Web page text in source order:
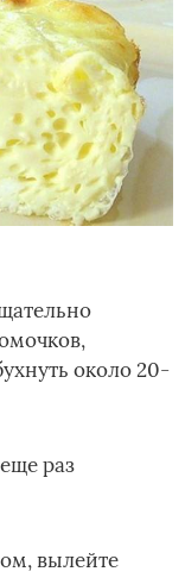
около 20-
раз
вылейте